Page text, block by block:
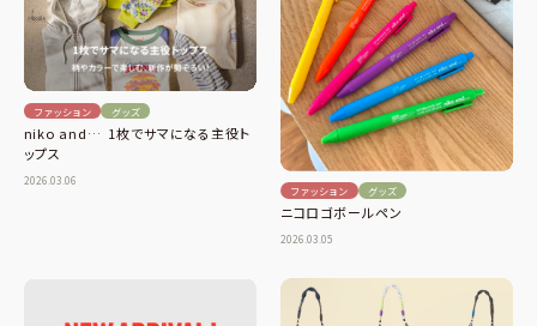
ファッション グッズ
niko and… 1枚でサマになる主役ト
ップス
2026.03.06
ファッション グッズ
ニコロゴボールペン
2026.03.05